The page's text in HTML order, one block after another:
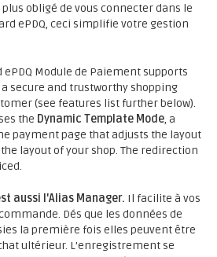
obligé de vous connecter dans le
ePDQ, ceci simplifie votre gestion
ePDQ Module de Paiement supports
secure and trustworthy shopping
(see features list further below).
the Dynamic Template Mode, a
payment page that adjusts the layout
layout of your shop. The redirection
aussi l'Alias Manager. Il facilite à vos
Dés que les données de
la première fois elles peuvent être
ultérieur. L'enregistrement se